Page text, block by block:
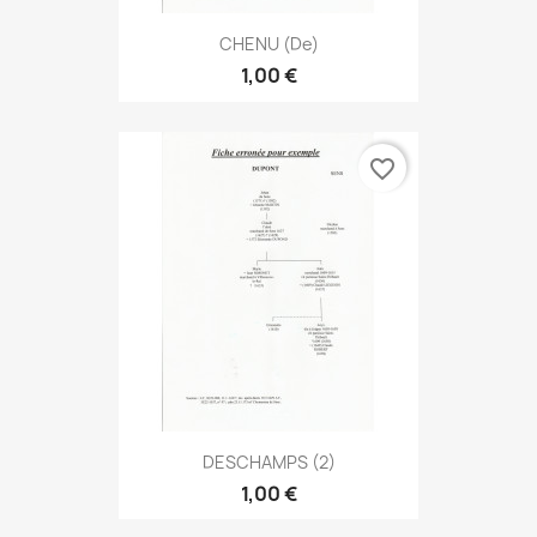
CHENU (de)
1,00 €
DESCHAMPS (2)
1,00 €
favorite_border